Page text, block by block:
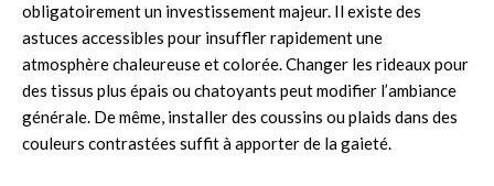
obligatoirement un investissement majeur. Il existe des
astuces accessibles pour insuffler rapidement une
atmosphère chaleureuse et colorée. Changer les rideaux pour
des tissus plus épais ou chatoyants peut modifier l’ambiance
générale. De même, installer des coussins ou plaids dans des
couleurs contrastées suffit à apporter de la gaieté.